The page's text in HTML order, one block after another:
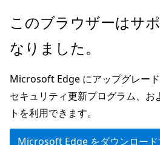
メ
ン
ン
テ
ン
ツ
ペ
ジ
ナ
ビ
ゲ
ー
このブラウザーはサ
なりました。
Microsoft Edge にアップグレード
セキュリティ更新プログラム、お
トを利用できます。
Microsoft Edge をダウンロード